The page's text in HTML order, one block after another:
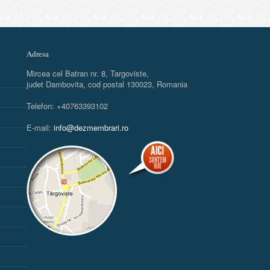
Adresa
Mircea cel Batran nr. 8, Targoviste,
judet Dambovita, cod postal 130023, Romania
Telefon: +40763393102
E-mail:info@dezmembrari.ro